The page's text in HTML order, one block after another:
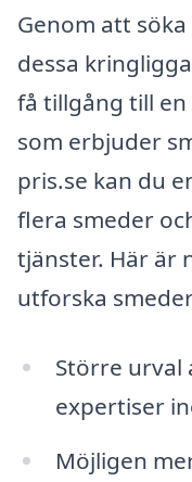
Genom att
dessa
få tillgång till
som erbjuder
pris.se kan du
flera smeder
tjänster. Här är
utforska
Större urval
expertiser
Möjligen